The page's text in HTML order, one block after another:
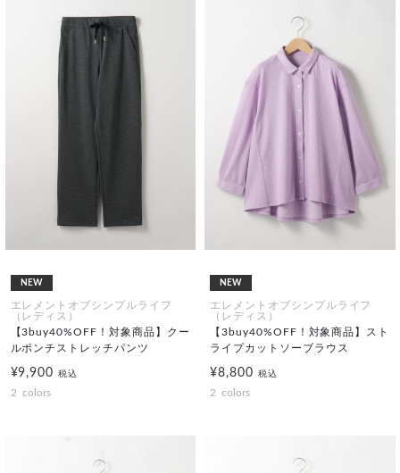
NEW
エレメントオブシンプルライフ
（レディス）
【3buy40%OFF！対象商品】クー
ルポンチストレッチパンツ
¥9,900税込
2 colors
NEW
エレメントオブシンプルライフ
（レディス）
【3buy40%OFF！対象商品】スト
ライプカットソーブラウス
¥8,800 税込
2 colors